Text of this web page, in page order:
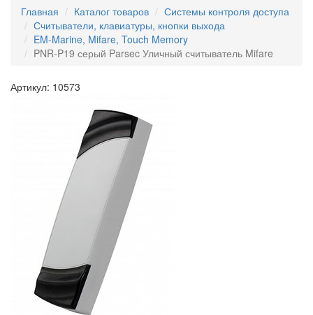
Главная
Каталог товаров
Системы контроля доступа
Считыватели, клавиатуры, кнопки выхода
EM-Marine, Mifare, Touch Memory
PNR-P19 серый Parsec Уличный считыватель Mifare
Артикул: 10573